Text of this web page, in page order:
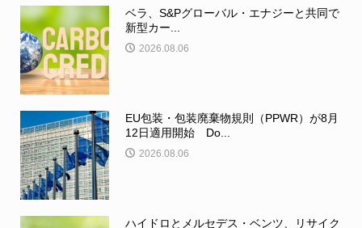
ベラ、S&Pグローバル・エナジーと共同で
新型カー...
2026.08.06
EU包装・包装廃棄物規則（PPWR）が8月
12日適用開始 Do...
2026.08.06
ハイドロとメルセデス・ベンツ、リサイク